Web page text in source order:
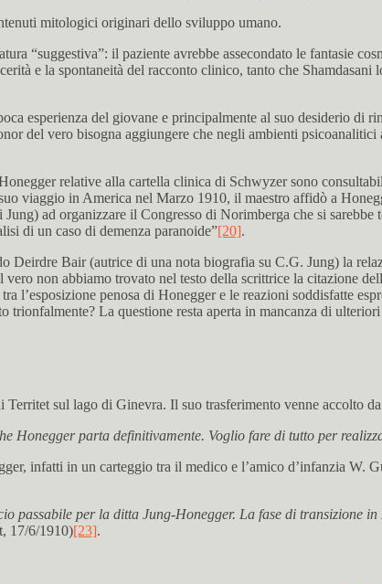
mitologici originari dello sviluppo umano.
“suggestiva”: il paziente avrebbe assecondato le fantasie
e la spontaneità del racconto clinico, tanto che Shamdasani
esperienza del giovane e principalmente al suo desiderio di
del vero bisogna aggiungere che negli ambienti
relative alla cartella clinica di Schwyzer sono
viaggio in America nel Marzo 1910, il maestro affidò a
ad organizzare il Congresso di Norimberga che si sarebbe
di un caso di demenza paranoide”[20].
Deirdre Bair (autrice di una nota biografia su C.G. Jung) la
vero non abbiamo trovato nel testo della scrittrice la citazione
l’esposizione penosa di Honegger e le reazioni soddisfatte
La questione resta aperta in mancanza di
sul lago di Ginevra. Il suo trasferimento venne accolto
parta definitivamente. Voglio fare di tutto per
infatti in un carteggio tra il medico e l’amico d’infanzia W.
per la ditta Jung-Honegger. La fase di transizione in
17/6/1910)[23].